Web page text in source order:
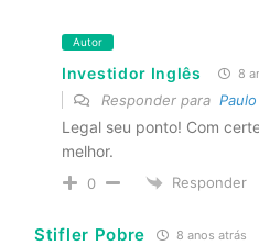
Autor
Investidor Inglês 8
Responder para
Legal seu ponto! Com
melhor.
0 Responder
Stifler Pobre 8 anos atrás